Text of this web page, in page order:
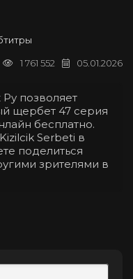
05.01.2026
1 761 552
Ру позволяет
щербет 47 серия
бесплатно.
Serbeti в
поделиться
зрителями в